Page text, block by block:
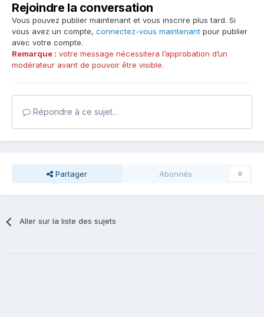
Rejoindre la conversation
Vous pouvez publier maintenant et vous inscrire plus tard. Si
vous avez un compte, connectez-vous maintenant pour publier
avec votre compte.
Remarque : votre message nécessitera l’approbation d’un
modérateur avant de pouvoir être visible.
Répondre à ce sujet…
Partager Abonnés 0
Aller sur la liste des sujets